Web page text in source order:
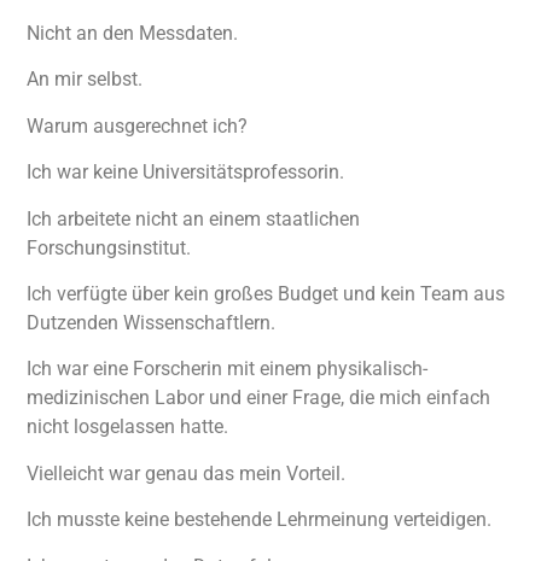
Nicht an den Messdaten.
An mir selbst.
Warum ausgerechnet ich?
Ich war keine Universitätsprofessorin.
Ich arbeitete nicht an einem staatlichen
Forschungsinstitut.
Ich verfügte über kein großes Budget und kein Team aus
Dutzenden Wissenschaftlern.
Ich war eine Forscherin mit einem physikalisch-
medizinischen Labor und einer Frage, die mich einfach
nicht losgelassen hatte.
Vielleicht war genau das mein Vorteil.
Ich musste keine bestehende Lehrmeinung verteidigen.